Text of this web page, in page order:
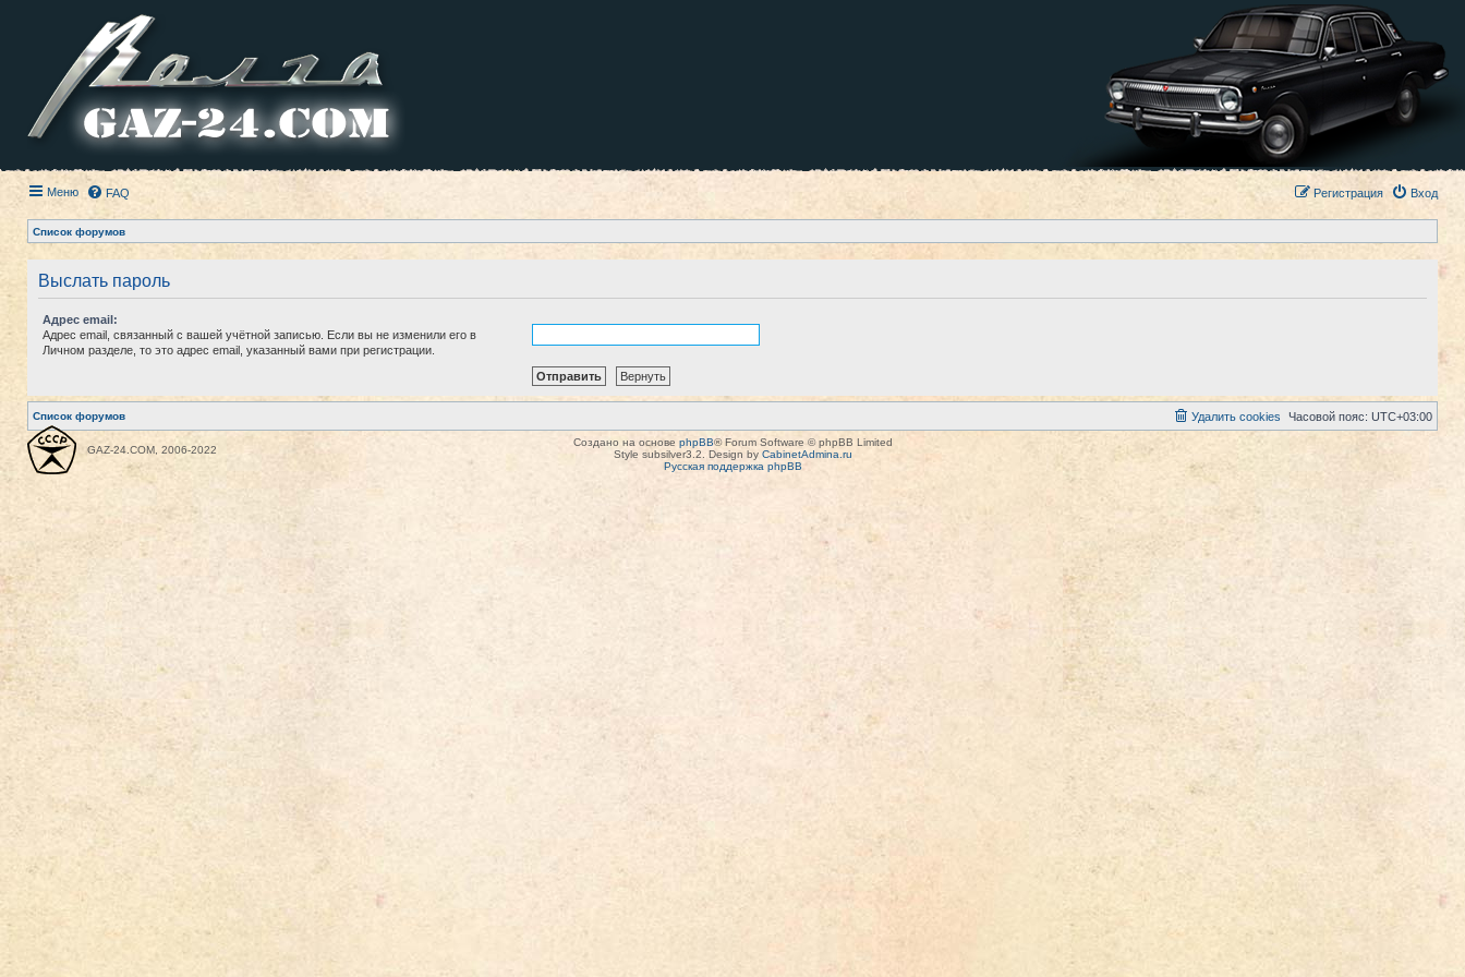
Меню FAQ Вход
Регистрация
Список форумов
Выслать пароль
Адрес email:
Адрес email, связанный с вашей учётной записью. Если вы не изменили его в
Личном разделе, то это адрес email, указанный вами при регистрации.
Список форумов Часовой пояс: UTC+03:00
Удалить cookies
GAZ-24.COM, 2006-2022
Создано на основе phpBB® Forum Software © phpBB Limited
Style subsilver3.2. Design by CabinetAdmina.ru
Русская поддержка phpBB